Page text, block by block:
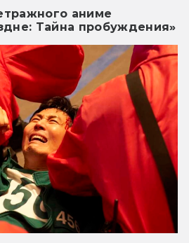
аниме
Тайна пробуждения»